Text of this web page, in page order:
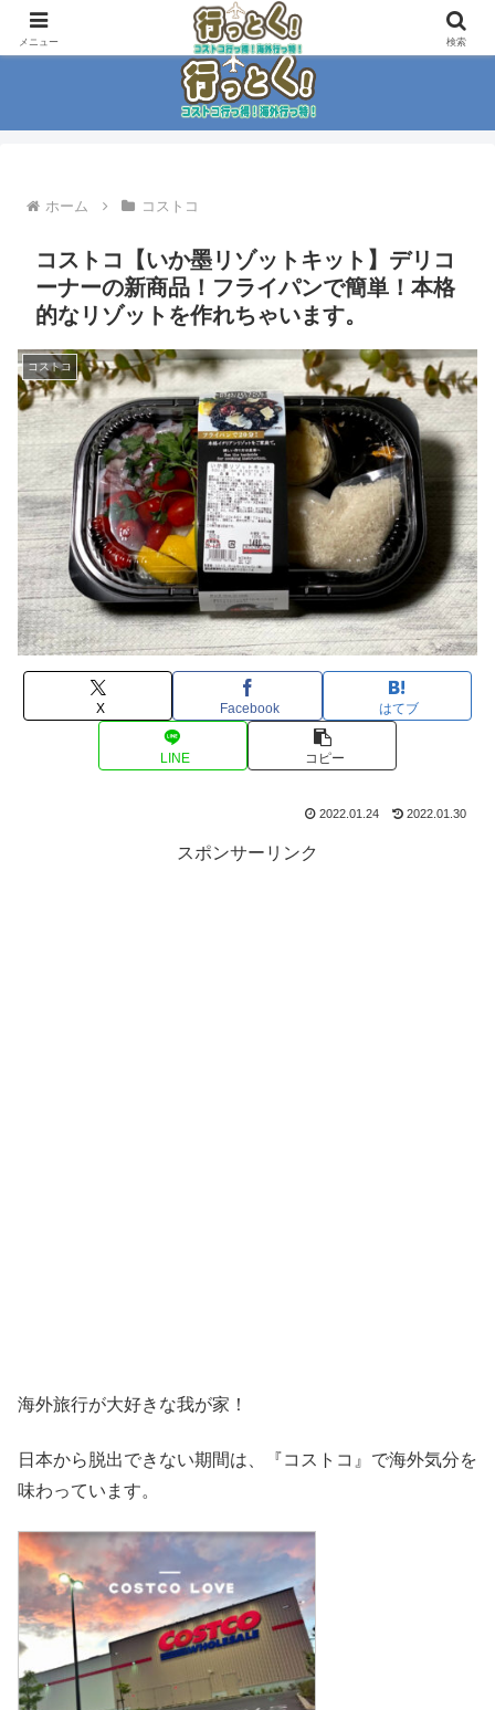
コストコ大好き家族がイチ押商品紹介！！
ホーム コストコ
コストコ【いか墨リゾットキット】デリコ
ーナーの新商品！フライパンで簡単！本格
的なリゾットを作れちゃいます。
コストコ
X Facebook はてブ
LINE コピー
2022.01.24 2022.01.30
スポンサーリンク
海外旅行が大好きな我が家！
日本から脱出できない期間は、『コストコ』 で海外気分を
味わっています。
メニュー 検索